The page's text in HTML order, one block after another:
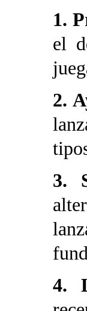
1.
el
2.
3.
4.